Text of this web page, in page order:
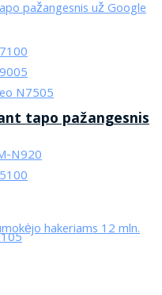
tapo pažangesnis
N7505
N920